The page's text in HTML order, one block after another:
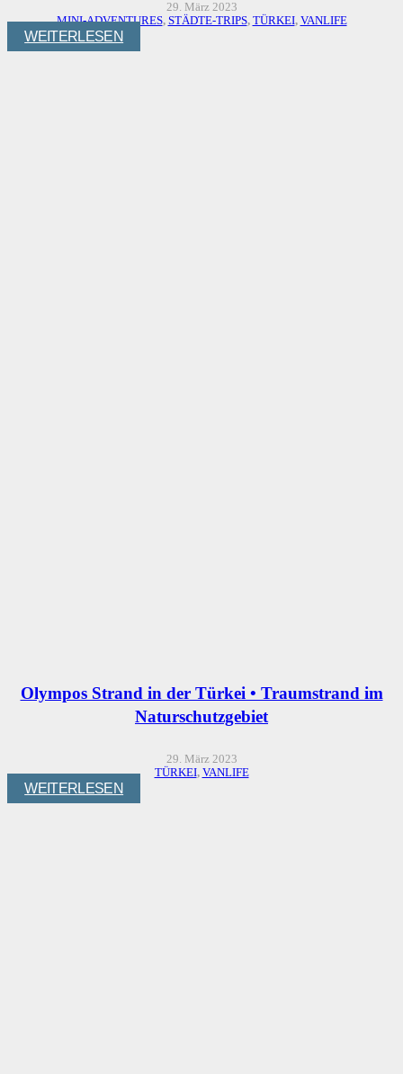
29. März 2023
MINI-ADVENTURES, STÄDTE-TRIPS, TÜRKEI, VANLIFE
WEITERLESEN
Olympos Strand in der Türkei • Traumstrand im
Naturschutzgebiet
29. März 2023
TÜRKEI, VANLIFE
WEITERLESEN